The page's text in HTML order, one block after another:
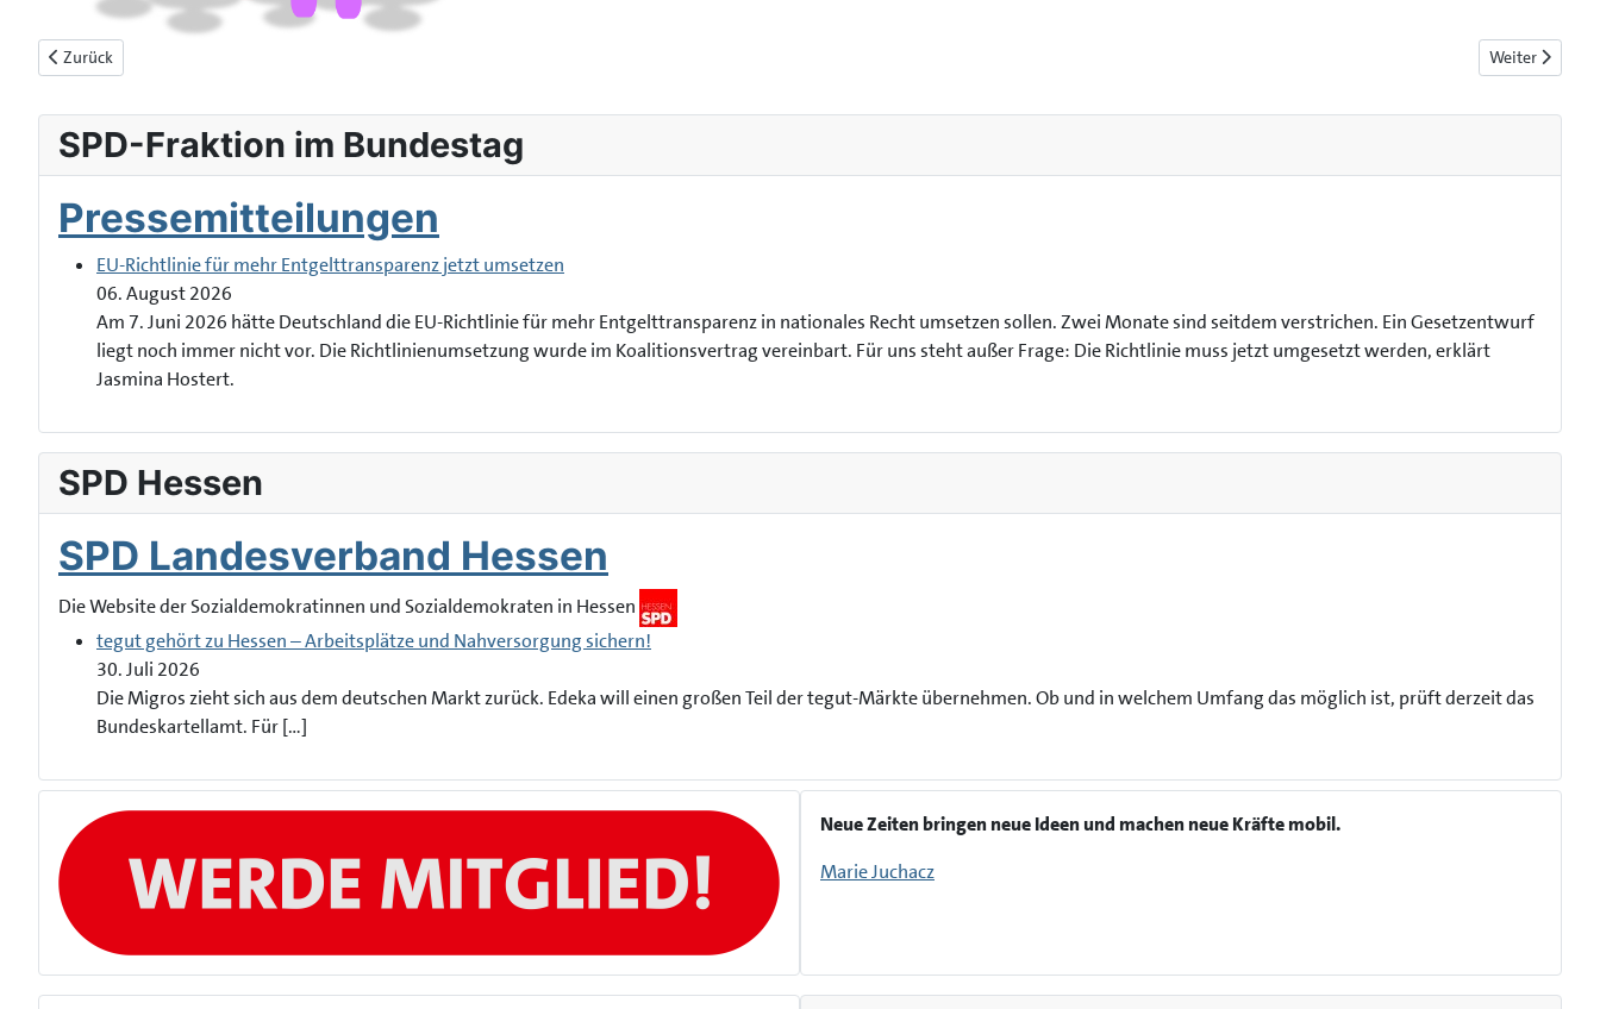
Vorheriger Beitrag: SPD-Jugendumfrage : Ergebnisse und neue Ideen
Zurück Nächster
Weiter
SPD-Fraktion im Bundestag
Pressemitteilungen
EU-Richtlinie für mehr Entgelttransparenz jetzt umsetzen
06. August 2026
Am 7. Juni 2026 hätte Deutschland die EU-Richtlinie für mehr Entgelttransparenz in nationales Recht umsetzen sollen. Zwei Monate sind seitdem verstrichen. Ein Gesetzentwurf
liegt noch immer nicht vor. Die Richtlinienumsetzung wurde im Koalitionsvertrag vereinbart. Für uns steht außer Frage: Die Richtlinie muss jetzt umgesetzt werden, erklärt
Jasmina Hostert.
SPD Hessen
SPD Landesverband Hessen
Die Website der Sozialdemokratinnen und Sozialdemokraten in Hessen
tegut gehört zu Hessen – Arbeitsplätze und Nahversorgung sichern!
30. Juli 2026
Die Migros zieht sich aus dem deutschen Markt zurück. Edeka will einen großen Teil der tegut-Märkte übernehmen. Ob und in welchem Umfang das möglich ist, prüft derzeit das
Bundeskartellamt. Für […]
Neue Zeiten bringen neue Ideen und machen neue Kräfte mobil.
Marie Juchacz